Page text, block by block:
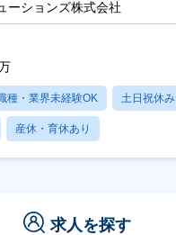
ーションズ株式会社
種・業界未経験OK 土日祝休み
産休・育休あり
求人を探す